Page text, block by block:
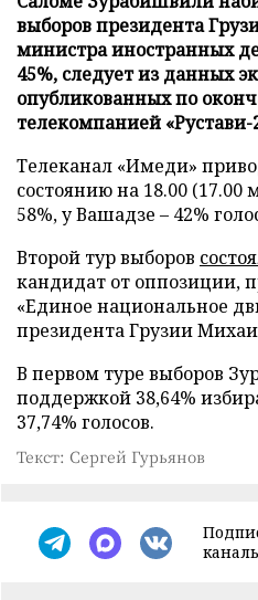
выборов президента
министра иностранных
45%, следует из данных
опубликованных по
телекомпанией «Рустави-
Телеканал «Имеди»
состоянию на 18.00
58%, у Вашадзе – 42%
Второй тур выборов
кандидат от оппозиции,
«Единое национальное
президента Грузии
В первом туре выборов
поддержкой 38,64%
37,74% голосов.
Текст: Сергей Гурьянов